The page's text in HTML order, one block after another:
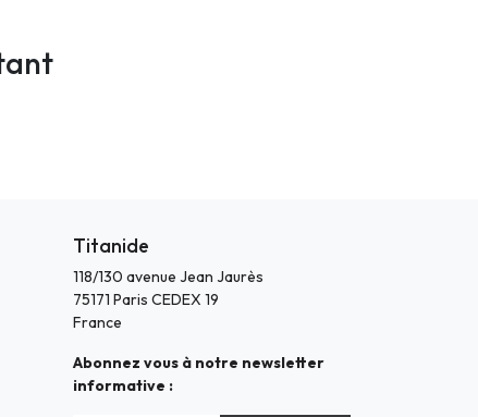
Titanide
118/130 avenue Jean Jaurès
75171 Paris CEDEX 19
France
Abonnez vous à notre newsletter
informative :